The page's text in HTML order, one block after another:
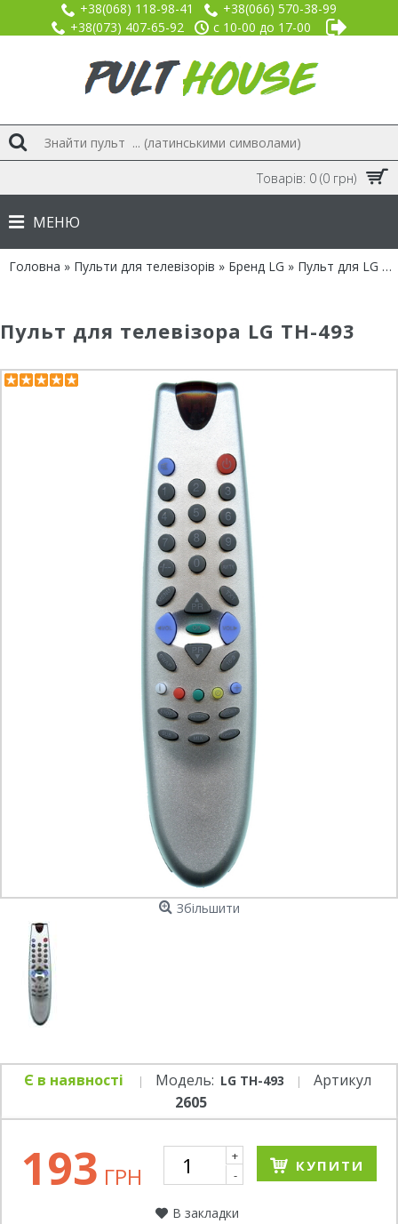
+38(068) 118-98-41
+38(066) 570-38-99
+38(073) 407-65-92
с 10-00 до 17-00
Товарів: 0 (0 грн)
МЕНЮ
Головна » Пульти для телевізорів » Бренд LG » Пульт для LG TH-493
Пульт для телевізора LG TH-493
Збільшити
Є в наявності Модель: LG TH-493
Артикул
2605
193 ГРН
+
-
КУПИТИ
В закладки